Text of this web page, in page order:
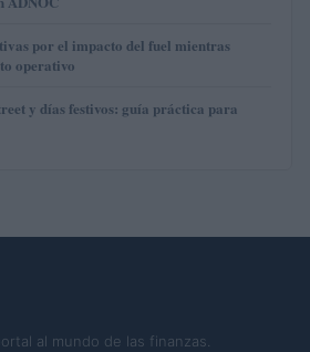
por el impacto del fuel mientras
operativo
y días festivos: guía práctica para
al mundo de las finanzas.